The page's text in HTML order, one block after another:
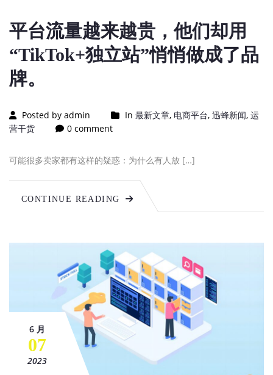
平台流量越来越贵，他们却用
“TikTok+独立站”悄悄做成了品
牌。
Posted by admin In 最新文章, 电商平台, 迅蜂新闻, 运
营干货
0 comment
可能很多卖家都有这样的疑惑：为什么有人放 […]
CONTINUE READING
6 月
07
2023